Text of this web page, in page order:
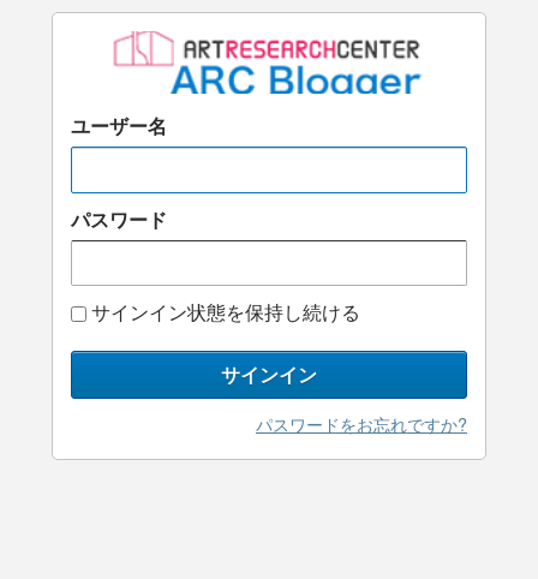
ユーザー名
パスワード
サインイン状態を保持し続ける
サインイン
パスワードをお忘れですか?